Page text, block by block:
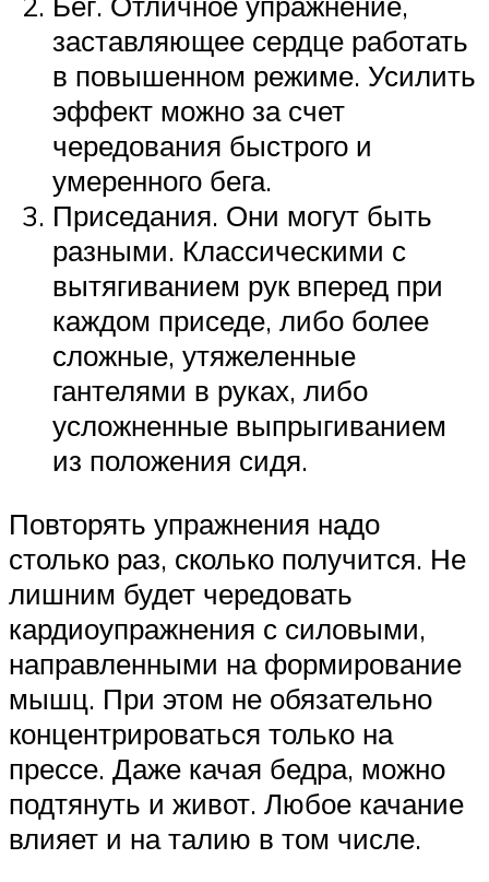
заставляющее сердце работать
в повышенном режиме. Усилить
эффект можно за счет
чередования быстрого и
умеренного бега.
Приседания. Они могут быть
разными. Классическими с
вытягиванием рук вперед при
каждом приседе, либо более
сложные, утяжеленные
гантелями в руках, либо
усложненные выпрыгиванием
из положения сидя.
Повторять упражнения надо
столько раз, сколько получится. Не
лишним будет чередовать
кардиоупражнения с силовыми,
направленными на формирование
мышц. При этом не обязательно
концентрироваться только на
прессе. Даже качая бедра, можно
подтянуть и живот. Любое качание
влияет и на талию в том числе.